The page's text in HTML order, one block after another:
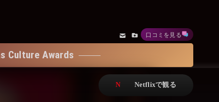
アジア映画
ドキュメンタリー
Netflixオリジナル作品
Watchlistへ
口コミを見る
Awards